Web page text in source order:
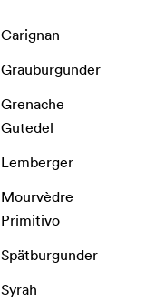
Carignan
Grauburgunder
Grenache
Gutedel
Lemberger
Mourvèdre
Primitivo
Spätburgunder
Syrah